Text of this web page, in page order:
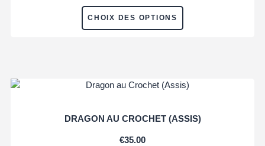
CHOIX DES OPTIONS
DRAGON AU CROCHET (ASSIS)
€35.00